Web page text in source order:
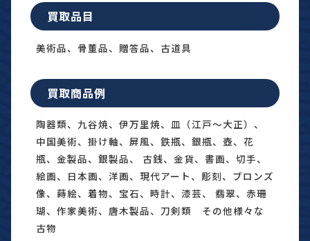
買取品目
美術品、骨董品、贈答品、古道具
買取商品例
陶器類、九谷焼、伊万里焼、皿（江戸〜大正）、
中国美術、掛け軸、屏風、鉄瓶、銀瓶、壺、花
瓶、金製品、銀製品、 古銭、金貨、書画、切手、
絵画、日本画、洋画、現代アート、彫刻、ブロンズ
像、蒔絵、着物、宝石、時計、漆芸、 翡翠、赤珊
瑚、作家美術、唐木製品、刀剣類 その他様々な
古物